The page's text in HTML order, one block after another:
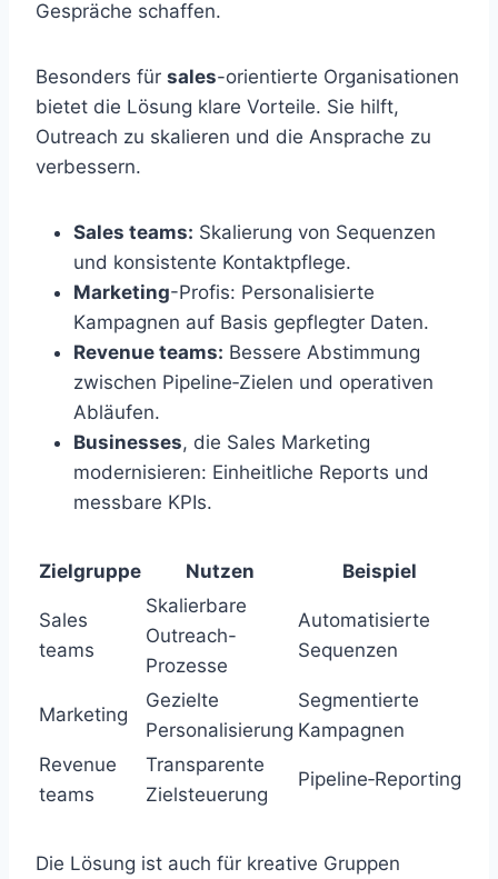
Gespräche schaffen.
Besonders für sales-orientierte Organisationen
bietet die Lösung klare Vorteile. Sie hilft,
Outreach zu skalieren und die Ansprache zu
verbessern.
Sales teams: Skalierung von Sequenzen
und konsistente Kontaktpflege.
Marketing-Profis: Personalisierte
Kampagnen auf Basis gepflegter Daten.
Revenue teams: Bessere Abstimmung
zwischen Pipeline‑Zielen und operativen
Abläufen.
Businesses, die Sales Marketing
modernisieren: Einheitliche Reports und
messbare KPIs.
Zielgruppe Nutzen Beispiel
Sales
teams
Skalierbare
Outreach-
Prozesse
Automatisierte
Sequenzen
Marketing
Gezielte
Personalisierung
Segmentierte
Kampagnen
Revenue
teams
Transparente
Zielsteuerung
Pipeline‑Reporting
Die Lösung ist auch für kreative Gruppen